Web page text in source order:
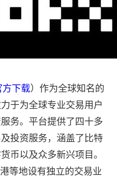
方下载）作为全球知名的
于为全球专业交易用户
务。平台提供了四十多
投资服务，涵盖了比特
币以及众多新兴项目。
等地设有独立的交易业